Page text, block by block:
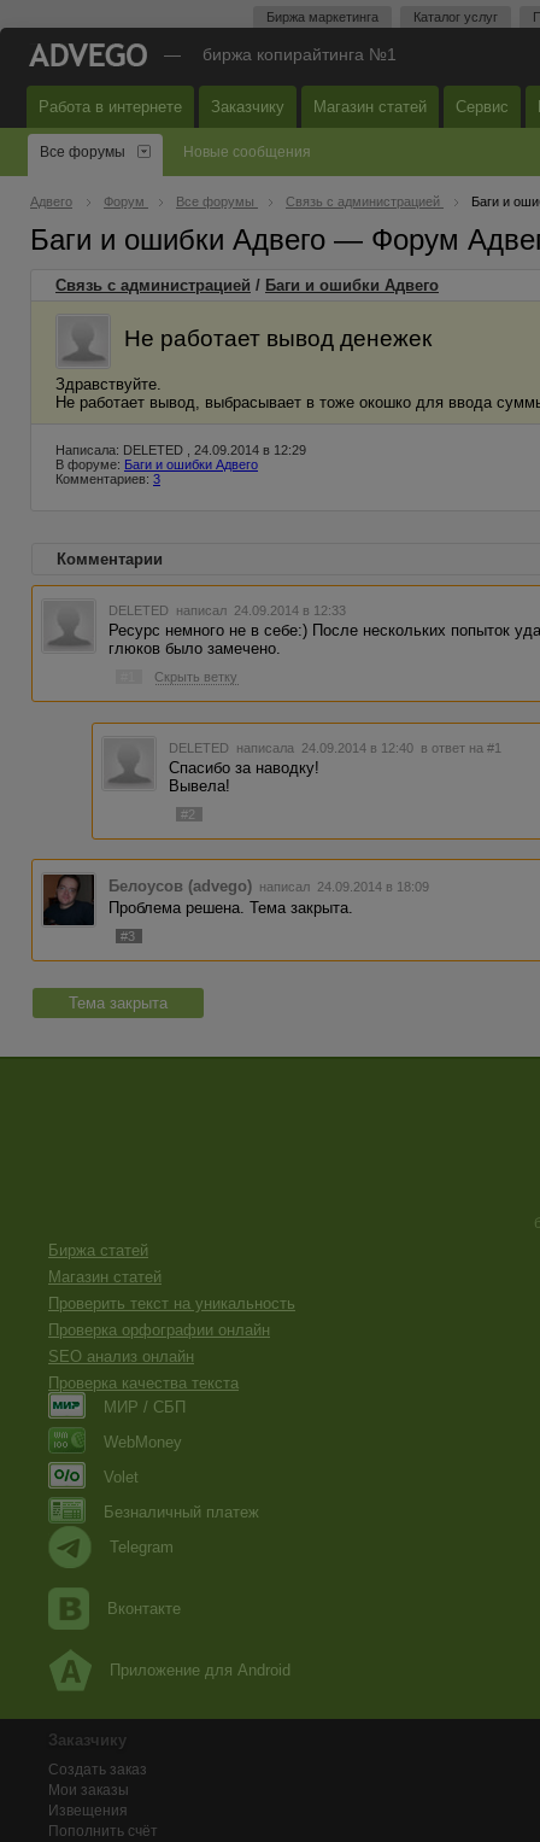
Биржа маркетинга Каталог услуг
— биржа копирайтинга №1
Работа в интернете Заказчику Магазин статей Сервис
Все форумы Новые сообщения
Адвего Форум Все форумы Связь с администрацией Баги и
Баги и ошибки Адвего — Форум
Связь с администрацией / Баги и ошибки Адвего
Не работает вывод денежек
Здравствуйте.
Не работает вывод, выбрасывает в тоже окошко для ввода
Написала: DELETED , 24.09.2014 в 12:29
В форуме: Баги и ошибки Адвего
Комментариев: 3
Комментарии
DELETED написал 24.09.2014 в 12:33
Ресурс немного не в себе:) После нескольких попыток
глюков было замечено.
Скрыть ветку
DELETED написала 24.09.2014 в 12:40 в ответ на #1
Спасибо за наводку!
Вывела!
#2
Белоусов (advego) написал 24.09.2014 в 18:09
Проблема решена. Тема закрыта.
#3
Тема закрыта
Биржа статей
Магазин статей
Проверить текст на уникальность
Проверка орфографии онлайн
SEO анализ онлайн
Проверка качества текста
МИР / СБП
WebMoney
Volet
Безналичный платеж
Telegram
Вконтакте
Приложение для Android
Заказчику
Создать заказ
Мои заказы
Извещения
Пополнить счёт